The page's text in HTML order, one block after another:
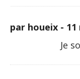
par houeix - 11
Je